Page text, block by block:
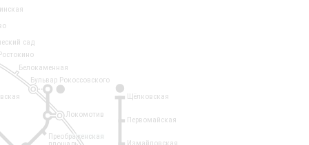
1
Локомотив
сад
Белокаменная
Щёлковская
Первомайская
Измайловская
Бульвар Рокоссовского
Преображенская